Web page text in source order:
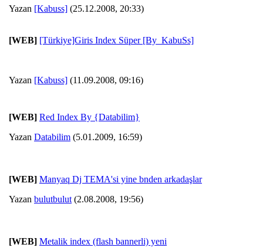
Yazan [Kabuss] (25.12.2008, 20:33)
[WEB] [Türkiye]Giris Index Süper [By_KabuSs]
Yazan [Kabuss] (11.09.2008, 09:16)
[WEB] Red Index By {Databilim}
Yazan Databilim (5.01.2009, 16:59)
[WEB] Manyaq Dj TEMA'si yine bnden arkadaşlar
Yazan bulutbulut (2.08.2008, 19:56)
[WEB] Metalik index (flash bannerli) yeni